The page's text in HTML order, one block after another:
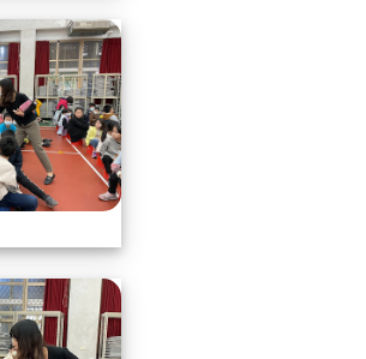
113.1.17中年級營養教育(
113.1.17中年級營養教育(